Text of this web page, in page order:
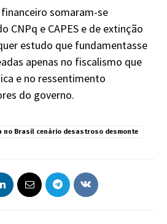
somaram-se
CNPq e CAPES e de extinção
estudo que fundamentasse
apenas no fiscalismo que
e no ressentimento
do governo.
no Brasil cenário desastroso desmonte